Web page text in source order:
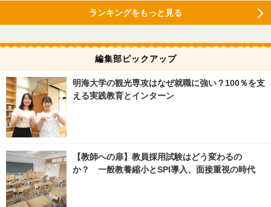
ランキングをもっと見る
編集部ピックアップ
明海大学の観光専攻はなぜ就職に強い？100％を支
える実践教育とインターン
【教師への扉】教員採用試験はどう変わるの
か？ 一般教養縮小とSPI導入、面接重視の時代